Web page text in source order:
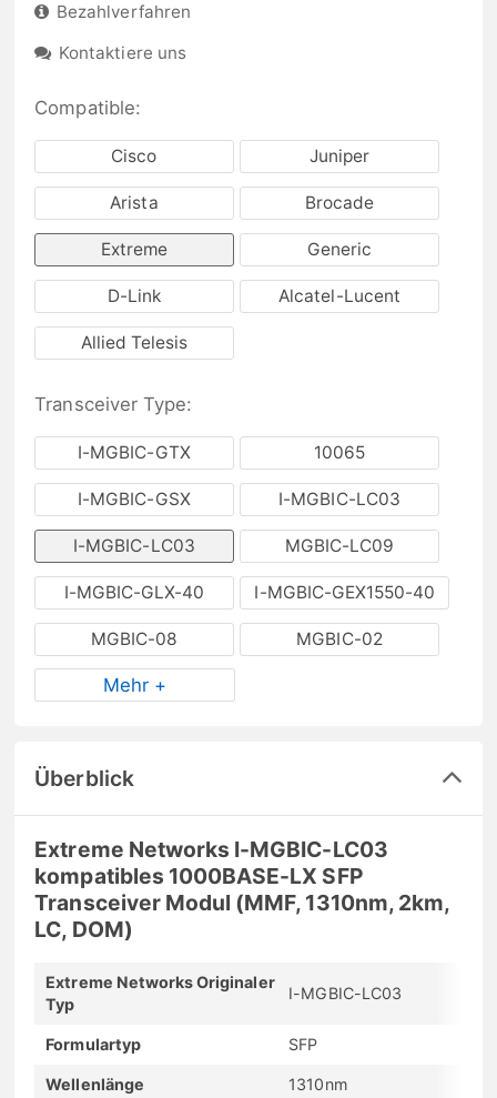
Bezahlverfahren
Kontaktiere uns
Compatible:
Cisco Juniper
Arista Brocade
Extreme Generic
D-Link Alcatel-Lucent
Allied Telesis
Transceiver Type:
I-MGBIC-GTX 10065
I-MGBIC-GSX I-MGBIC-LC03
I-MGBIC-LC03 MGBIC-LC09
I-MGBIC-GLX-40 I-MGBIC-GEX1550-40
MGBIC-08 MGBIC-02
Mehr +
Überblick
Extreme Networks I-MGBIC-LC03
kompatibles 1000BASE-LX SFP
Transceiver Modul (MMF, 1310nm, 2km,
LC, DOM)
Extreme Networks Originaler
Typ
I-MGBIC-LC03
Formulartyp SFP
Wellenlänge 1310nm